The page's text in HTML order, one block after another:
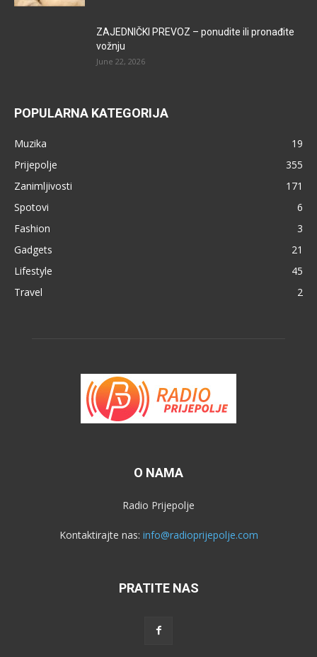
ZAJEDNIČKI PREVOZ – ponudite ili pronađite
vožnju
June 22, 2026
POPULARNA KATEGORIJA
Muzika
19
Prijepolje
355
Zanimljivosti
171
Spotovi
6
Fashion
3
Gadgets
21
Lifestyle
45
Travel
2
O NAMA
Radio Prijepolje
Kontaktirajte nas: info@radioprijepolje.com
PRATITE NAS